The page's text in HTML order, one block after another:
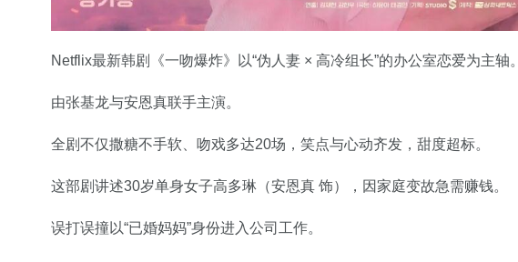
Netflix最新韩剧《一吻爆炸》以“伪人妻 × 高冷组长”的办公室恋爱为主轴。
由张基龙与安恩真联手主演。
全剧不仅撒糖不手软、吻戏多达20场，笑点与心动齐发，甜度超标。
这部剧讲述30岁单身女子高多琳（安恩真 饰），因家庭变故急需赚钱。
误打误撞以“已婚妈妈”身份进入公司工作。